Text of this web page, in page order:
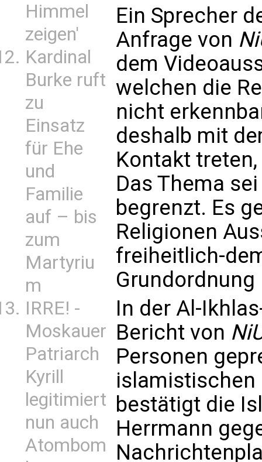
Himmel
zeigen'
Kardinal
Burke ruft
zu
Einsatz
für Ehe
und
Familie
auf – bis
zum
Martyriu
m
IRRE! -
Moskauer
Patriarch
Kyrill
legitimiert
nun auch
Atombom
Ein Sprecher
Anfrage von
dem
welchen die
nicht
deshalb mit
Kontakt
Das Thema
begrenzt. Es
Religionen
freiheitlich-
Grundordnung
In der Al-
Bericht von
Personen
islamistischen
bestätigt die
Herrmann